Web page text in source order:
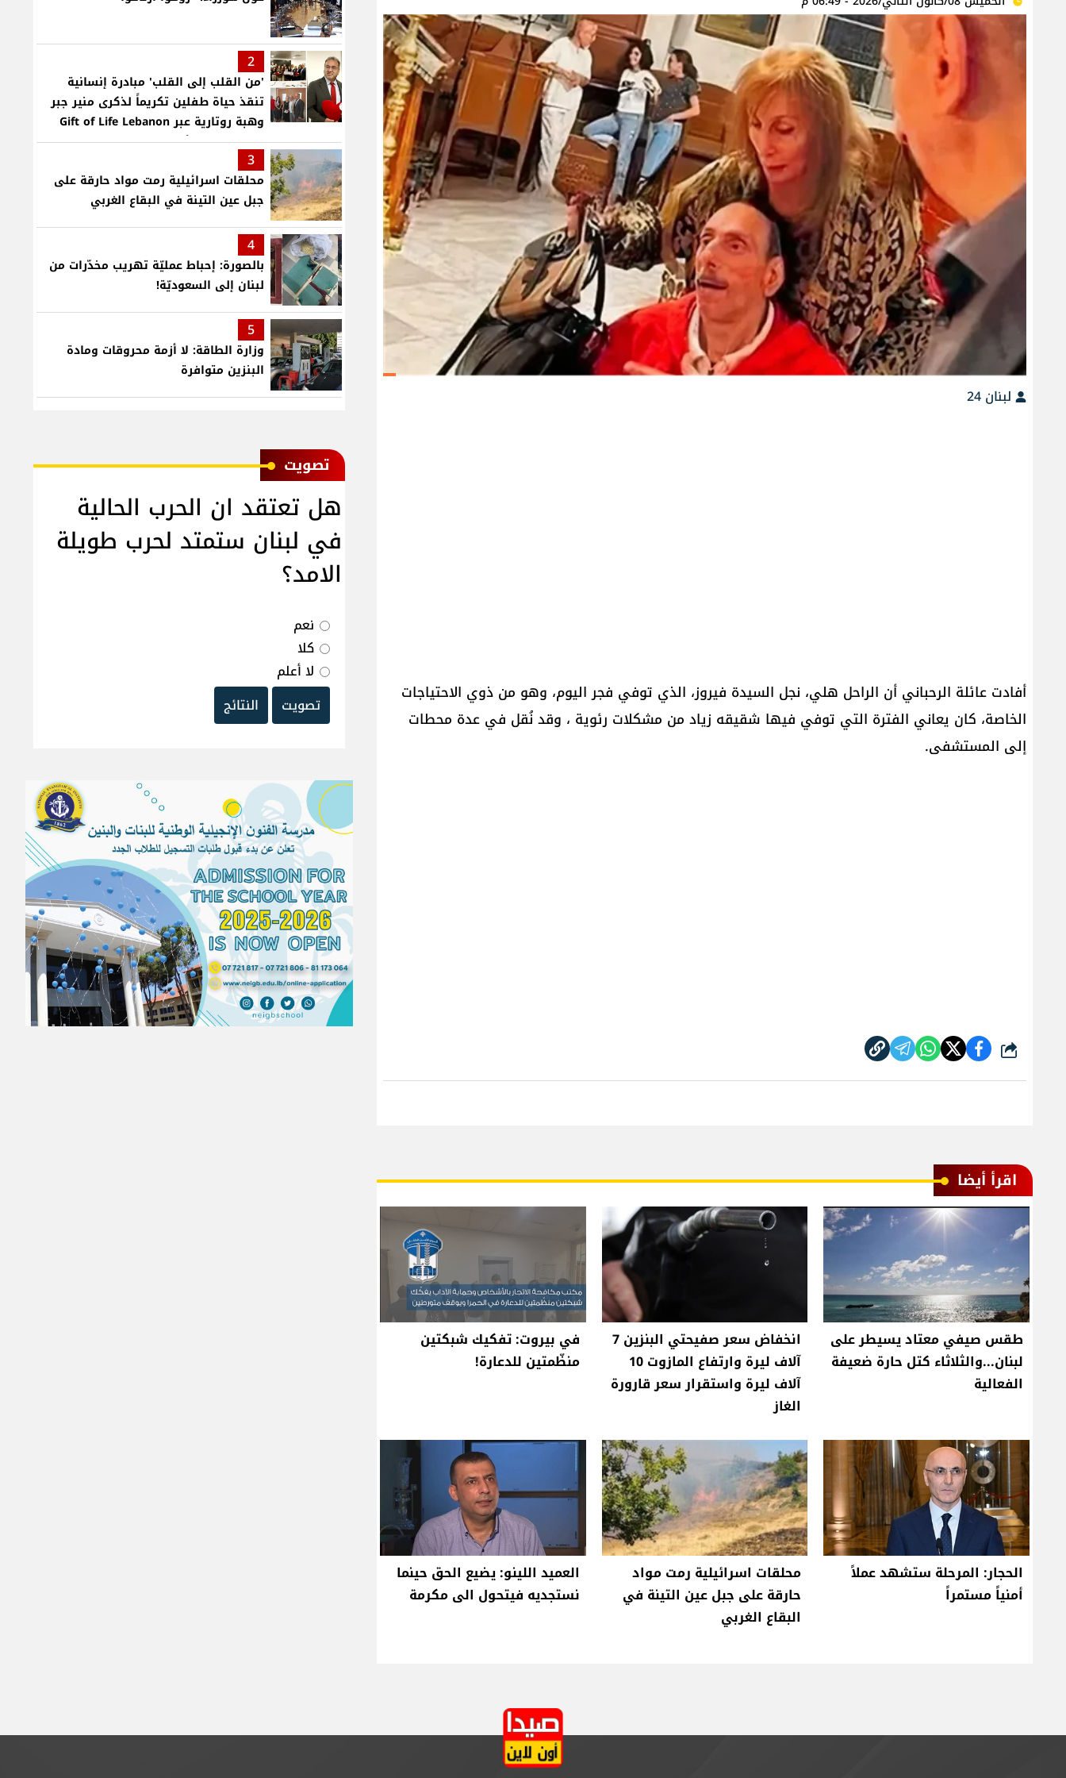
لبنان 24
أفادت عائلة الرحباني أن الراحل هلي، نجل السيدة فيروز، الذي توفي فجر اليوم، وهو من ذوي الاحتياجات
الخاصة، كان يعاني الفترة التي توفي فيها شقيقه زياد من مشكلات رئوية ، وقد نُقل في عدة محطات
إلى المستشفى.
شارك
اقرأ أيضا
طقس صيفي معتاد يسيطر على
لبنان...والثلاثاء كتل حارة ضعيفة
الفعالية
انخفاض سعر صفيحتي البنزين 7
آلاف ليرة وارتفاع المازوت 10
آلاف ليرة واستقرار سعر قارورة
الغاز
في بيروت: تفكيك شبكتين
منظّمتين للدعارة!
الحجار: المرحلة ستشهد عملاً
أمنياً مستمراً
محلقات اسرائيلية رمت مواد
حارقة على جبل عين التينة في
البقاع الغربي
العميد اللينو: يضيع الحق حينما
نستجديه فيتحول الى مكرمة
2
'من القلب إلى القلب' مبادرة إنسانية
تنقذ حياة طفلين تكريماً لذكرى منير جبر
وهبة روتارية عبر Gift of Life Lebanon
لعمليات قلب لأطفال في مستشفى حمود
الجامعي
3
محلقات اسرائيلية رمت مواد حارقة على
جبل عين التينة في البقاع الغربي
4
بالصورة: إحباط عمليّة تهريب مخدّرات من
لبنان إلى السعوديّة!
5
وزارة الطاقة: لا أزمة محروقات ومادة
البنزين متوافرة
ﺗﺼﻮﻳﺖ
هل تعتقد ان الحرب الحالية
في لبنان ستمتد لحرب طويلة
الامد؟
نعم
كلا
لا أعلم
تصويت
النتائج